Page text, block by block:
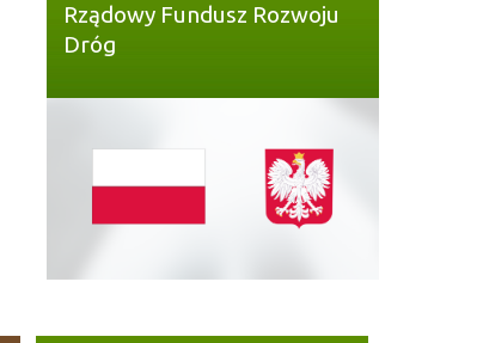
Rządowy Fundusz Rozwoju
Dróg